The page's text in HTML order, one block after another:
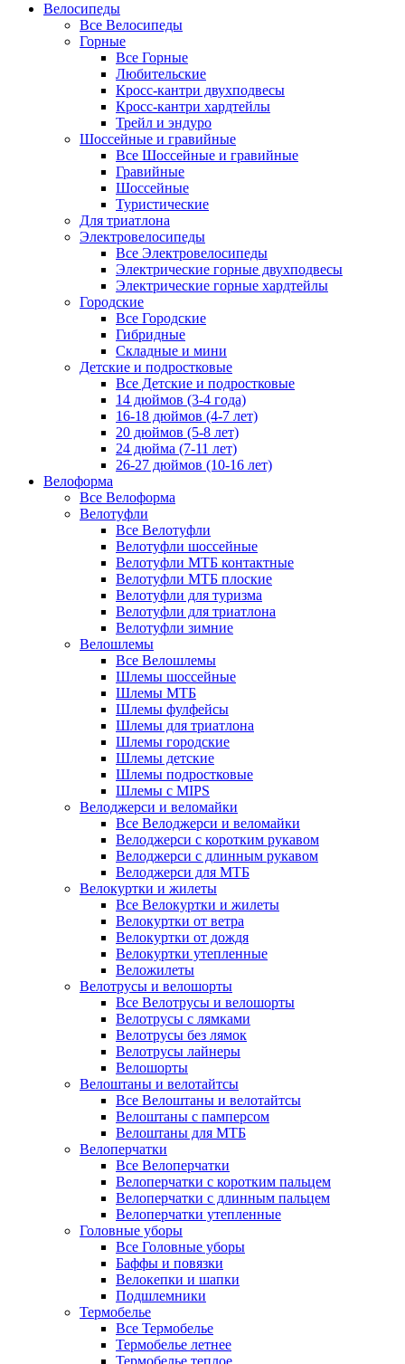
Велосипеды
Все Велосипеды
Горные
Все Горные
Любительские
Кросс-кантри двухподвесы
Кросс-кантри хардтейлы
Трейл и эндуро
Шоссейные и гравийные
Все Шоссейные и гравийные
Гравийные
Шоссейные
Туристические
Для триатлона
Электровелосипеды
Все Электровелосипеды
Электрические горные двухподвесы
Электрические горные хардтейлы
Городские
Все Городские
Гибридные
Складные и мини
Детские и подростковые
Все Детские и подростковые
14 дюймов (3-4 года)
16-18 дюймов (4-7 лет)
20 дюймов (5-8 лет)
24 дюйма (7-11 лет)
26-27 дюймов (10-16 лет)
Велоформа
Все Велоформа
Велотуфли
Все Велотуфли
Велотуфли шоссейные
Велотуфли МТБ контактные
Велотуфли МТБ плоские
Велотуфли для туризма
Велотуфли для триатлона
Велотуфли зимние
Велошлемы
Все Велошлемы
Шлемы шоссейные
Шлемы МТБ
Шлемы фулфейсы
Шлемы для триатлона
Шлемы городские
Шлемы детские
Шлемы подростковые
Шлемы с MIPS
Велоджерси и веломайки
Все Велоджерси и веломайки
Велоджерси с коротким рукавом
Велоджерси с длинным рукавом
Велоджерси для МТБ
Велокуртки и жилеты
Все Велокуртки и жилеты
Велокуртки от ветра
Велокуртки от дождя
Велокуртки утепленные
Веложилеты
Велотрусы и велошорты
Все Велотрусы и велошорты
Велотрусы с лямками
Велотрусы без лямок
Велотрусы лайнеры
Велошорты
Велоштаны и велотайтсы
Все Велоштаны и велотайтсы
Велоштаны с памперсом
Велоштаны для МТБ
Велоперчатки
Все Велоперчатки
Велоперчатки с коротким пальцем
Велоперчатки с длинным пальцем
Велоперчатки утепленные
Головные уборы
Все Головные уборы
Баффы и повязки
Велокепки и шапки
Подшлемники
Термобелье
Все Термобелье
Термобелье летнее
Термобелье теплое